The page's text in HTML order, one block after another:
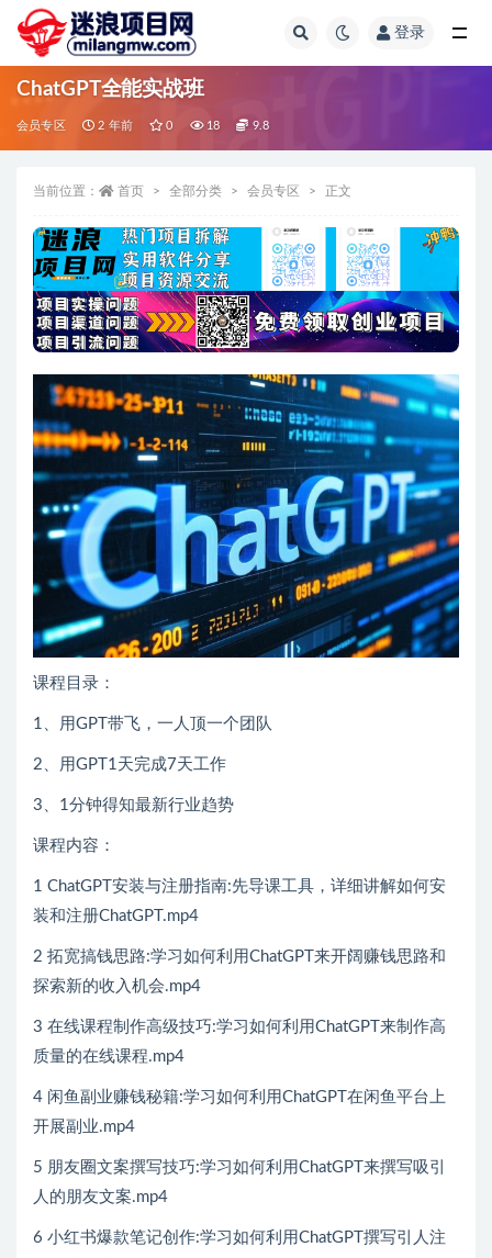
登录
ChatGPT全能实战班
会员专区 2 年前 0 18 9.8
当前位置： 首页 全部分类 会员专区 正文
课程目录：
1、用GPT带飞，一人顶一个团队
2、用GPT1天完成7天工作
3、1分钟得知最新行业趋势
课程内容：
1 ChatGPT安装与注册指南:先导课工具，详细讲解如何安
装和注册ChatGPT.mp4
2 拓宽搞钱思路:学习如何利用ChatGPT来开阔赚钱思路和
探索新的收入机会.mp4
3 在线课程制作高级技巧:学习如何利用ChatGPT来制作高
质量的在线课程.mp4
4 闲鱼副业赚钱秘籍:学习如何利用ChatGPT在闲鱼平台上
开展副业.mp4
5 朋友圈文案撰写技巧:学习如何利用ChatGPT来撰写吸引
人的朋友文案.mp4
6 小红书爆款笔记创作:学习如何利用ChatGPT撰写引人注
全部